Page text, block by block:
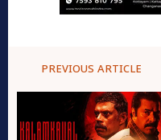
PREVIOUS ARTICLE